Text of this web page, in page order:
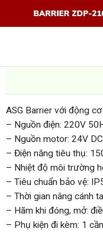
ASG Barrier với động
– Nguồn điện: 220V
– Nguồn motor: 24V DC
– Điện năng tiêu thụ:
– Nhiệt độ môi trường
– Tiêu chuẩn bảo vệ:
– Thời gian nâng cánh
– Hãm khi đóng, mở:
– Phụ kiện đi kèm: 1